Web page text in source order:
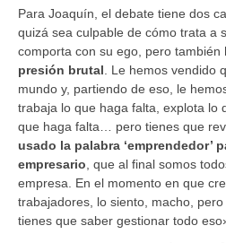
Para Joaquín, el debate tiene dos
quizá sea culpable de cómo trata a
comporta con su ego, pero también
presión brutal . Le hemos vendido
mundo y, partiendo de eso, le
trabaja lo que haga falta, explota lo
que haga falta… pero tienes que
usado la palabra ‘emprendedor’
empresario , que al final somos
empresa. En el momento en que
trabajadores, lo siento, macho,
tienes que saber gestionar todo